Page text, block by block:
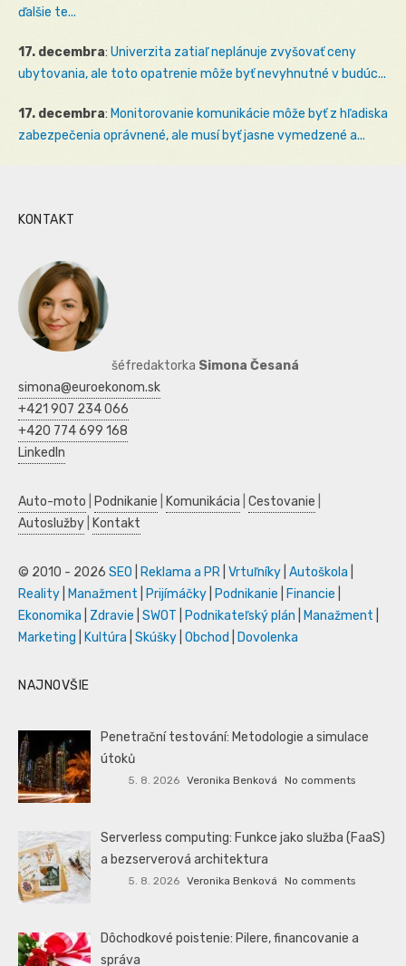
ďalšie te...
17. decembra: Univerzita zatiaľ neplánuje zvyšovať ceny
ubytovania, ale toto opatrenie môže byť nevyhnutné v budúc...
17. decembra: Monitorovanie komunikácie môže byť z hľadiska
zabezpečenia oprávnené, ale musí byť jasne vymedzené a...
KONTAKT
šéfredaktorka Simona Česaná
simona@euroekonom.sk
+421 907 234 066
+420 774 699 168
LinkedIn
Auto-moto Podnikanie Komunikácia Cestovanie
Autoslužby
Kontakt
© 2010 - 2026 SEO Reklama a PR Vrtuľníky Autoškola
Reality
Manažment Prijímáčky Podnikanie Financie
Ekonomika
Zdravie SWOT Podnikateľský plán Manažment
Marketing
Kultúra Skúšky Obchod Dovolenka
NAJNOVŠIE
Penetrační testování: Metodologie a simulace
útoků
5. 8. 2026 Veronika Benková No comments
Serverless computing: Funkce jako služba (FaaS)
a bezserverová architektura
5. 8. 2026 Veronika Benková No comments
Dôchodkové poistenie: Pilere, financovanie a
správa